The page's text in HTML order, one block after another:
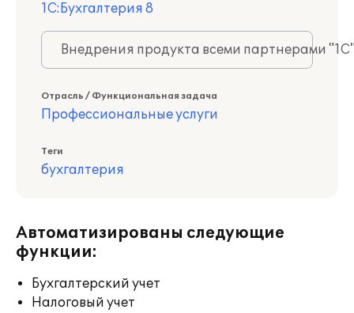
1С:Бухгалтерия 8
Внедрения продукта всеми партнерами
Отрасль / Функциональная задача
Профессиональные услуги
Теги
бухгалтерия
Автоматизированы следующие
функции:
Бухгалтерский учет
Налоговый учет